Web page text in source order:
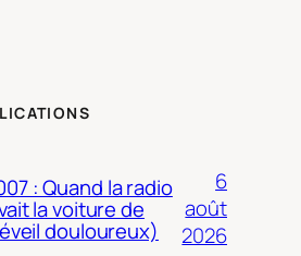
: Quand la radio
la voiture de
douloureux)
6
août
2026